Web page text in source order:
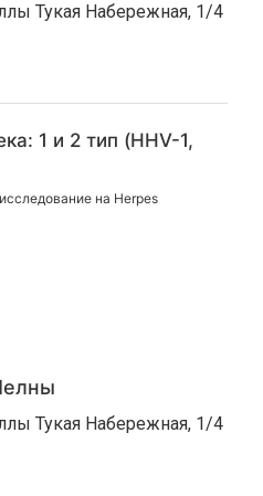
Тукая Набережная, 1/4
1 и 2 тип (HHV-1,
на Herpes
Тукая Набережная, 1/4